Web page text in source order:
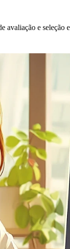
avaliação e seleção